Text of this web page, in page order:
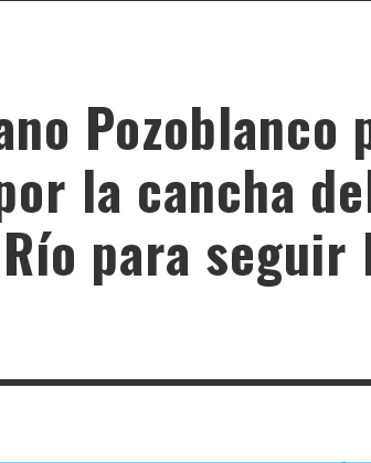
Pozoblanco
la cancha
para